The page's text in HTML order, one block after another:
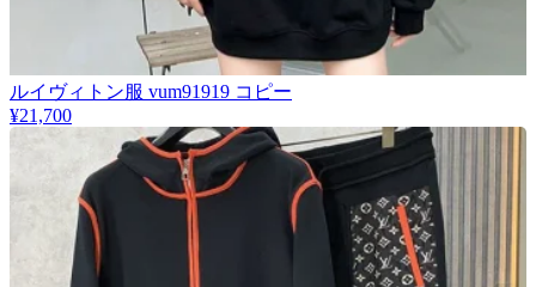
​ルイヴィトン服 vum91919 コピー
¥21,700